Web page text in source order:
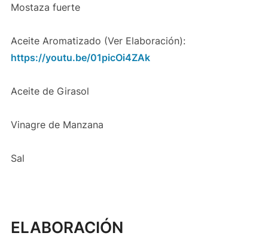
Mostaza fuerte
Aceite Aromatizado (Ver Elaboración):
https://youtu.be/01picOi4ZAk
Aceite de Girasol
Vinagre de Manzana
Sal
ELABORACIÓN